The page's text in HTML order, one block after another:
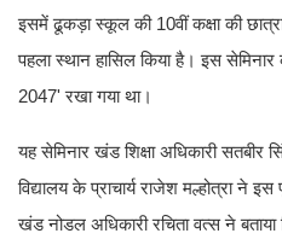
इसमें ढूकड़ा स्कूल की 10वीं कक्षा की
पहला स्थान हासिल किया है। इस सेमिनार
2047' रखा गया था।
यह सेमिनार खंड शिक्षा अधिकारी सतबीर
विद्यालय के प्राचार्य राजेश मल्होत्रा ने
खंड नोडल अधिकारी रचिता वत्स ने